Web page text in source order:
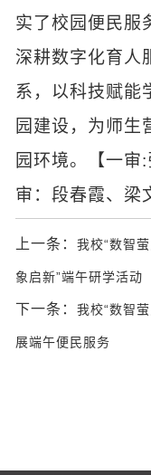
实了校园便民服
深耕数字化育人
系，以科技赋能
园建设，为师生
园环境。【一审
审：段春霞、梁
上一条： 我校“数智
象启新”端午研学活动
下一条： 我校“数智
展端午便民服务